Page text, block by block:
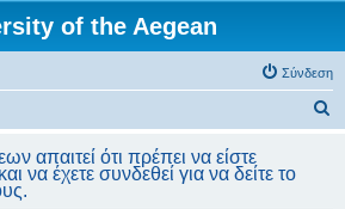
of the Aegean
Σύνδεση
απαιτεί ότι πρέπει να είστε
να έχετε συνδεθεί για να δείτε το